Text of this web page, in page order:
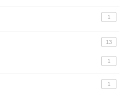
1
13
1
1